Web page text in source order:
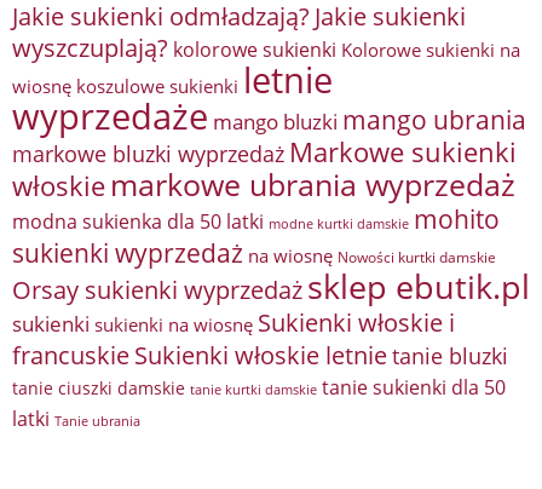
Jakie sukienki odmładzają? Jakie sukienki
wyszczuplają? kolorowe sukienki Kolorowe sukienki na
wiosnę koszulowe sukienki letnie
wyprzedaże mango bluzki mango ubrania
markowe bluzki wyprzedaż Markowe sukienki
włoskie markowe ubrania wyprzedaż
modna sukienka dla 50 latki modne kurtki damskie mohito
sukienki wyprzedaż na wiosnę Nowości kurtki damskie
Orsay sukienki wyprzedażsklep ebutik.pl
sukienki sukienki na wiosnę Sukienki włoskie i
francuskieSukienki włoskie letnietanie bluzki
tanie ciuszki damskie tanie kurtki damskie tanie sukienki dla 50
latki Tanie ubrania